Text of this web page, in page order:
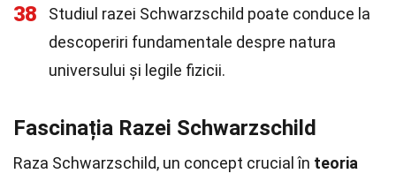
38
Studiul razei Schwarzschild poate conduce la
descoperiri fundamentale despre natura
universului și legile fizicii.
Fascinația Razei Schwarzschild
Raza Schwarzschild, un concept crucial în teoria